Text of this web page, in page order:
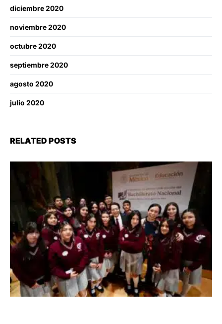
diciembre 2020
noviembre 2020
octubre 2020
septiembre 2020
agosto 2020
julio 2020
RELATED POSTS